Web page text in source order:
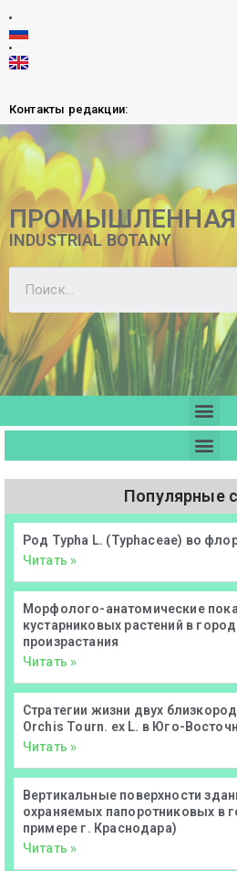
Контакты редакции:
ПРОМЫШЛЕННАЯ
INDUSTRIAL BOTANY
Популярные
Род Typha L. (Typhaceae) во
Читать »
Морфолого-анатомические
кустарниковых растений в
произрастания
Читать »
Стратегии жизни двух
Orchis Tourn. ex L. в Юго-
Читать »
Вертикальные поверхности
охраняемых папоротниковых в
примере г. Краснодара)
Читать »